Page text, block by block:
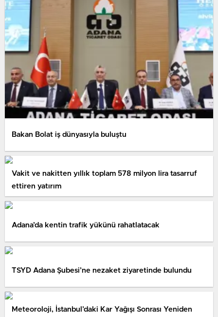
Bakan Bolat iş dünyasıyla buluştu
Vakit ve nakitten yıllık toplam 578 milyon lira tasarruf
ettiren yatırım
Adana’da kentin trafik yükünü rahatlatacak
TSYD Adana Şubesi’ne nezaket ziyaretinde bulundu
Meteoroloji, İstanbul’daki Kar Yağışı Sonrası Yeniden